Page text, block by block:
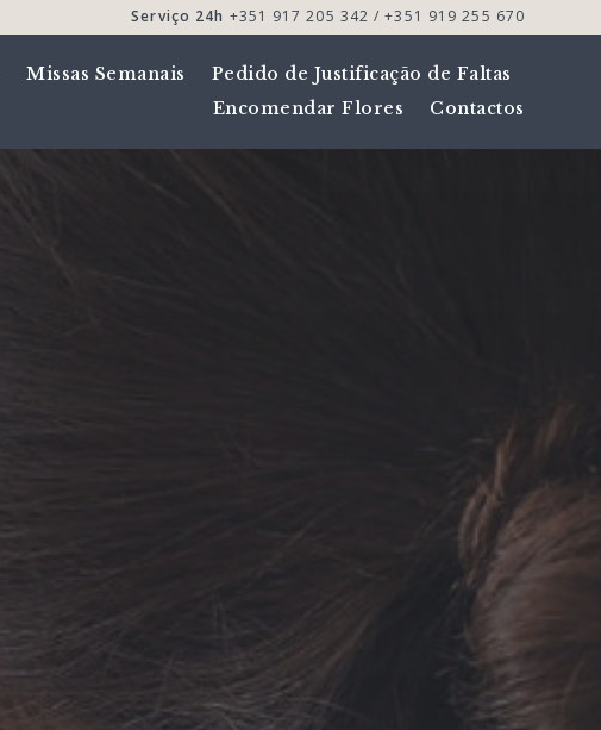
Serviço 24h +351 917 205 342 / +351 919 255 670
Missas Semanais
Pedido de Justificação de Faltas
Encomendar Flores
Contactos